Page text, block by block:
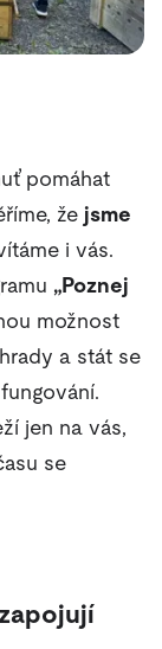
pomáhat
že jsme
i vás.
„Poznej
možnost
a stát se
jen na vás,
se